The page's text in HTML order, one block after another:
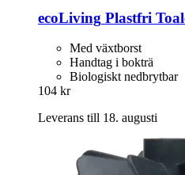
ecoLiving Plastfri
Med växtborst
Handtag i bokträ
Biologiskt nedbrytbar
104 kr
Leverans till 18. augusti